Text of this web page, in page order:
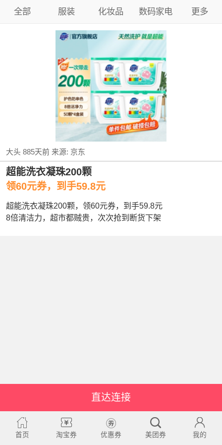
全部 服装 化妆品 数码家电 更多
大头 885天前来源: 京东
超能洗衣凝珠200颗
领60元券，到手59.8元
超能洗衣凝珠200颗，领60元券，到手59.8元
8倍清洁力，超市都贼贵，次次抢到断货下架
直达连接
首页 淘宝券 优惠券 美团券 我的